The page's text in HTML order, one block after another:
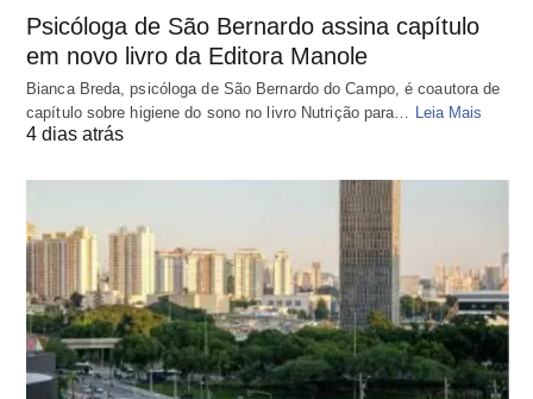
Psicóloga de São Bernardo assina capítulo
em novo livro da Editora Manole
Bianca Breda, psicóloga de São Bernardo do Campo, é coautora de
capítulo sobre higiene do sono no livro Nutrição para… Leia Mais
4 dias atrás